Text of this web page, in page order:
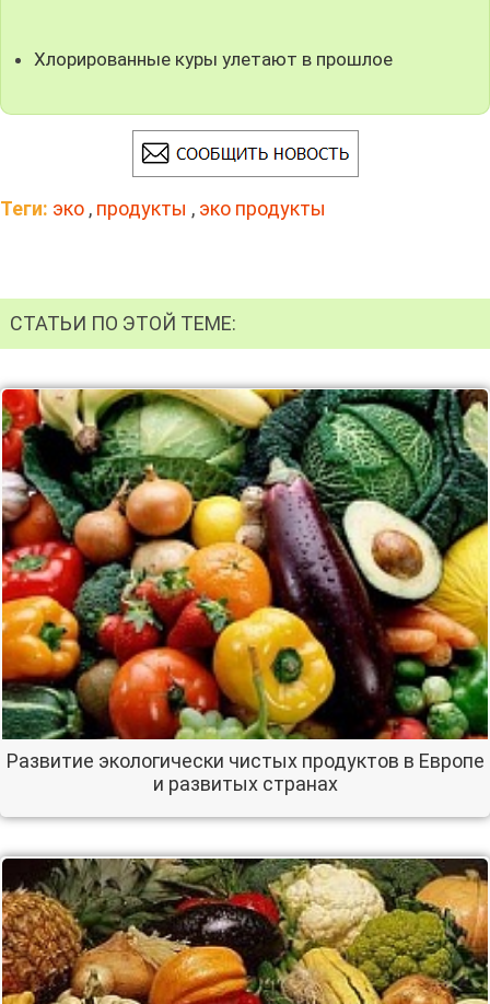
Хлорированные куры улетают в прошлое
Теги: эко , продукты , эко продукты
СТАТЬИ ПО ЭТОЙ ТЕМЕ:
Развитие экологически чистых продуктов в Европе
и развитых странах